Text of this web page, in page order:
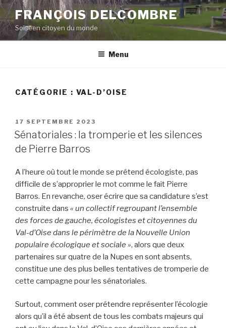
Aller
au
contenu
principal
FRANÇOIS DELCOMBRE
Soiséen citoyen du monde
Menu
CATÉGORIE : VAL-D’OISE
PUBLIÉ
LE
17 SEPTEMBRE 2023
Sénatoriales : la tromperie et les silences
de Pierre Barros
A l’heure où tout le monde se prétend écologiste, pas
difficile de s’approprier le mot comme le fait Pierre
Barros. En revanche, oser écrire que sa candidature s’est
construite dans « un collectif regroupant l’ensemble
des forces de gauche, écologistes et citoyennes du
Val-d’Oise dans le périmètre de la Nouvelle Union
populaire écologique et sociale », alors que deux
partenaires sur quatre de la Nupes en sont absents,
constitue une des plus belles tentatives de tromperie de
cette campagne pour les sénatoriales.
Surtout, comment oser prétendre représenter l’écologie
alors qu’il a été absent de tous les combats majeurs qui